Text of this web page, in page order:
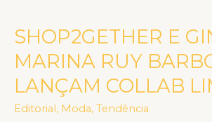
SHOP2GETHER E
MARINA RUY
LANÇAM COLLAB
Editorial, Moda, Tendência
SHOP2GETHER
E
GINGER,
DE
MARINA